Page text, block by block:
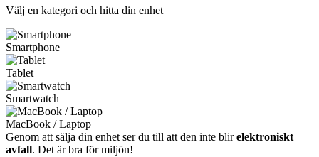
Välj en kategori och hitta din enhet
Smartphone
Tablet
Smartwatch
MacBook / Laptop
Genom att sälja din enhet ser du till att den inte blirelektroniskt
avfall. Det är bra för miljön!